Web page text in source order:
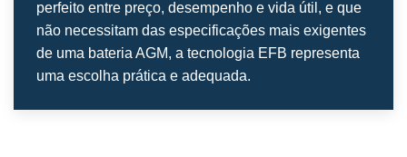
perfeito entre preço, desempenho e vida útil, e que
não necessitam das especificações mais exigentes
de uma bateria AGM, a tecnologia EFB representa
uma escolha prática e adequada.